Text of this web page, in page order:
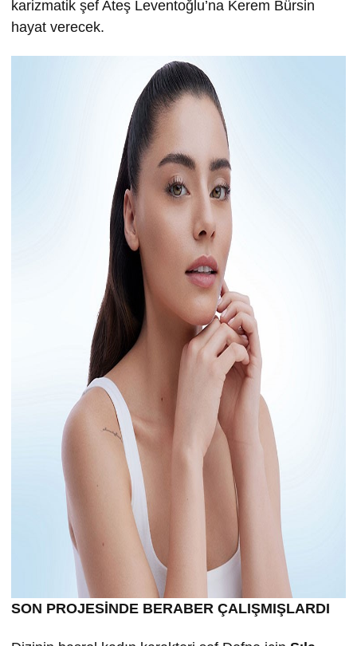
karizmatik şef Ateş Leventoğlu’na Kerem Bürsin
hayat verecek.
SON PROJESİNDE BERABER ÇALIŞMIŞLARDI